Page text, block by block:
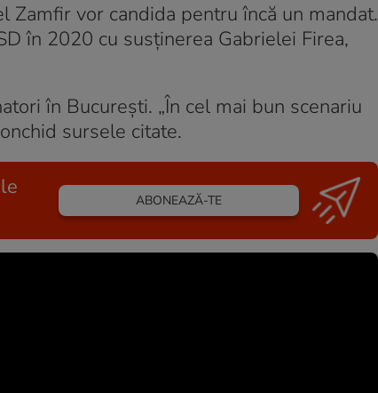
Zamfir vor candida pentru încă un mandat.
în 2020 cu susţinerea Gabrielei Firea,
în Bucureşti. „În cel mai bun scenariu
sursele citate.
ABONEAZĂ-TE